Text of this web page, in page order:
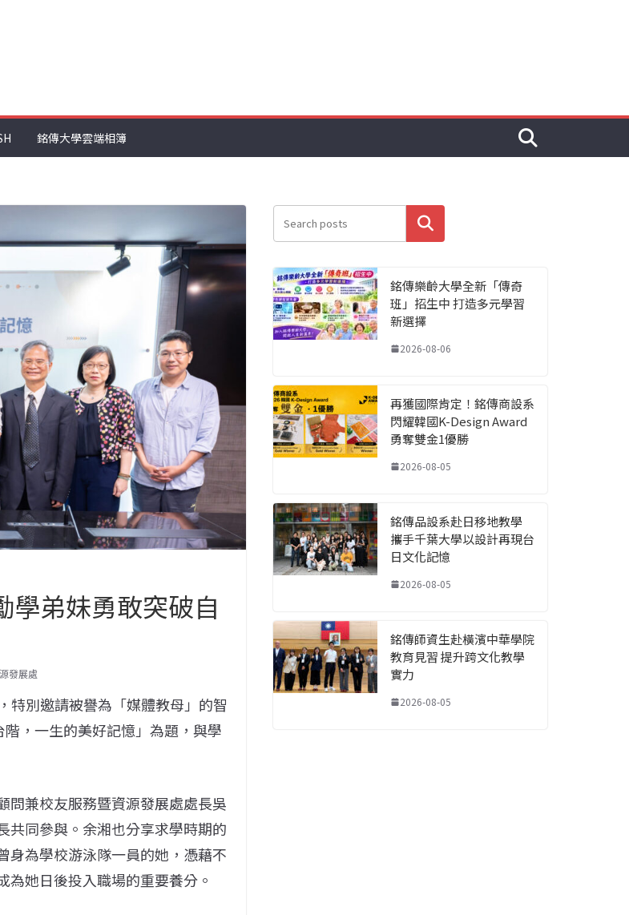
銘傳大學雲端相簿
學弟妹勇敢突破自
發展處
特別邀請被譽為「媒體教母」的智
，一生的美好記憶」為題，與學
問兼校友服務暨資源發展處處長吳
共同參與。余湘也分享求學時期的
身為學校游泳隊一員的她，憑藉不
她日後投入職場的重要養分。
搜尋
銘傳樂齡大學全新「傳奇
班」招生中 打造多元學習
新選擇
2026-08-06
再獲國際肯定！銘傳商設系
閃耀韓國K-Design Award
勇奪雙金1優勝
2026-08-05
銘傳品設系赴日移地教學
攜手千葉大學以設計再現台
日文化記憶
2026-08-05
銘傳師資生赴橫濱中華學院
教育見習 提升跨文化教學
實力
2026-08-05